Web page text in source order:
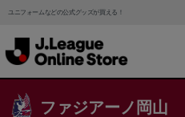
ユニフォームなどの公式グッズが買える！
ファジアーノ岡山